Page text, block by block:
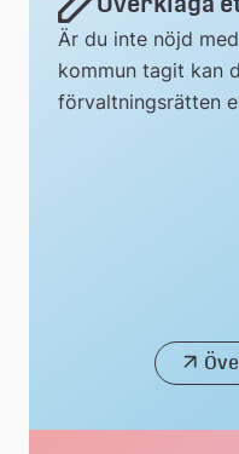
Är du inte nöjd
kommun tagit kan
förvaltningsrätten